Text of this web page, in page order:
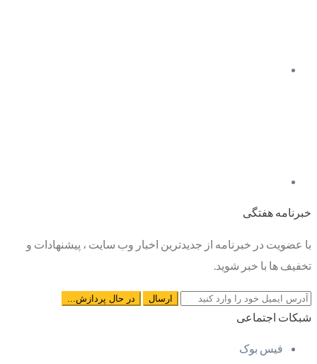
خبرنامه هفتگی
با عضویت در خبرنامه از جدیدترین اخبار وب سایت ، پیشنهادات و
تخفیف ها با خبر شوید.
شبکات اجتماعی
فیس بوک